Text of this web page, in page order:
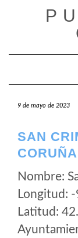
9 de mayo de 2023
SAN
CORUÑA
Nombre:
Longitud:
Latitud: